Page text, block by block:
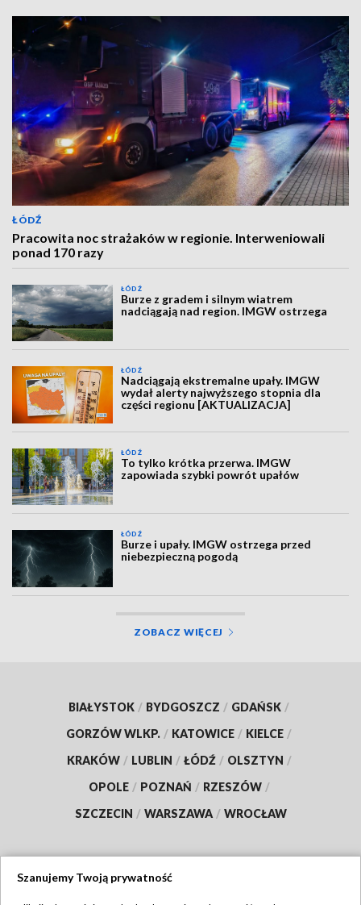
ŁÓDŹ
Pracowita noc strażaków w regionie. Interweniowali
ponad 170 razy
ŁÓDŹ
Burze z gradem i silnym wiatrem
nadciągają nad region. IMGW ostrzega
ŁÓDŹ
Nadciągają ekstremalne upały. IMGW
wydał alerty najwyższego stopnia dla
części regionu [AKTUALIZACJA]
ŁÓDŹ
To tylko krótka przerwa. IMGW
zapowiada szybki powrót upałów
ŁÓDŹ
Burze i upały. IMGW ostrzega przed
niebezpieczną pogodą
ZOBACZ WIĘCEJ
BIAŁYSTOK / BYDGOSZCZ / GDAŃSK /
GORZÓW WLKP. / KATOWICE / KIELCE /
KRAKÓW / LUBLIN / ŁÓDŹ / OLSZTYN /
OPOLE / POZNAŃ / RZESZÓW /
SZCZECIN / WARSZAWA / WROCŁAW
Szanujemy Twoją prywatność